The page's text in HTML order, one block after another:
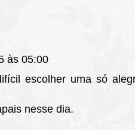
às 05:00
escolher uma só
nesse dia.